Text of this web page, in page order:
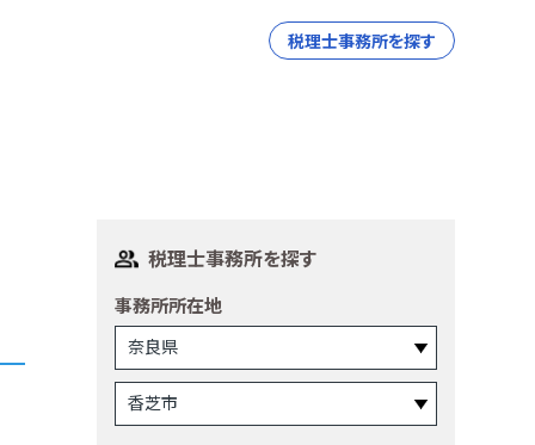
税理士事務所を探す
税理士事務所を探す
事務所所在地